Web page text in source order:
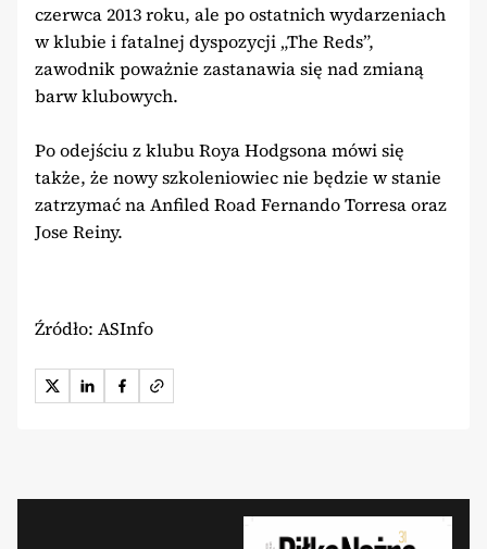
czerwca 2013 roku, ale po ostatnich wydarzeniach
w klubie i fatalnej dyspozycji „The Reds”,
zawodnik poważnie zastanawia się nad zmianą
barw klubowych.
Po odejściu z klubu Roya Hodgsona mówi się
także, że nowy szkoleniowiec nie będzie w stanie
zatrzymać na Anfiled Road Fernando Torresa oraz
Jose Reiny.
Źródło: ASInfo